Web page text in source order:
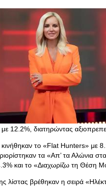
12.2%, διατηρώντας
κινήθηκαν το «Flat Hunters» με
τα «Απ’ τα Αλώνια
και το «Διαχωρίζω τη Θέση
λίστας βρέθηκαν η σειρά